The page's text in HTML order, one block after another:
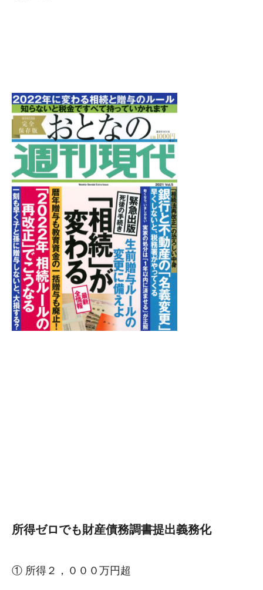
所得ゼロでも財産債務調書提出義務化
① 所得２，０００万円超